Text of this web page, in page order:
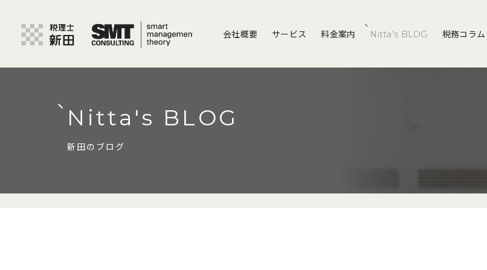
会社概要 サービス 料金案内 Nitta’s BLOG 税務コラム
Nitta's BLOG
新田のブログ